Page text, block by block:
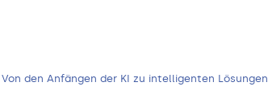
den Anfängen der KI zu intelligenten Lösungen